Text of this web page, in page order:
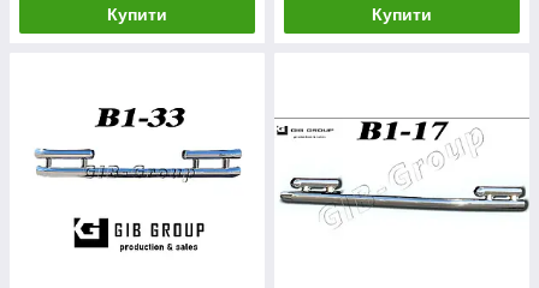
Купити Купити